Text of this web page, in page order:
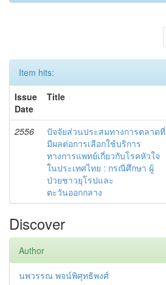
Item hits:
Issue
Date
Title
2556
ปัจจัยส่วนประสมทางการตลาดที่
มีผลต่อการเลือกใช้บริการ
ทางการแพทย์เกี่ยวกับโรคหัวใจ
ในประเทศไทย : กรณีศึกษา ผู้
ป่วยชาวยุโรปและ
ตะวันออกกลาง
Discover
Author
นพวรรณ พจน์พิศุทธิพงศ์